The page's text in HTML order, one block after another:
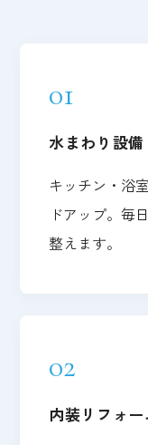
01
水まわり設備
キッチン・浴
ドアップ。毎
整えます。
02
内装リフォー